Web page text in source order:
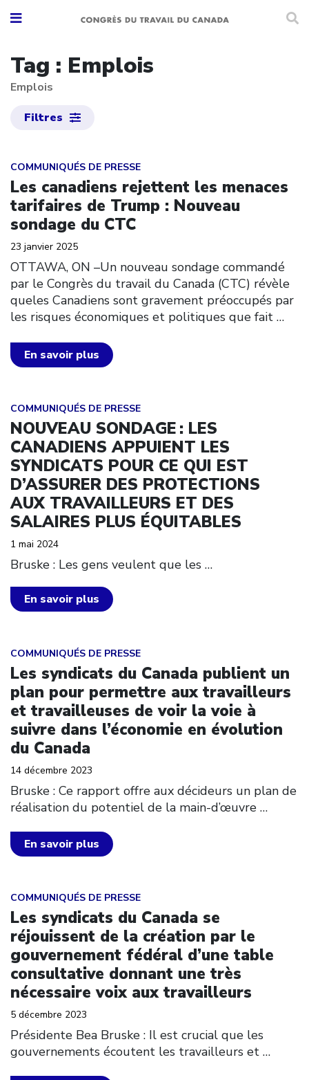
Tag : Emplois
Emplois
Filtres
COMMUNIQUÉS DE PRESSE
Les canadiens rejettent les menaces
tarifaires de Trump : Nouveau
sondage du CTC
23 janvier 2025
OTTAWA, ON –Un nouveau sondage commandé
par le Congrès du travail du Canada (CTC) révèle
queles Canadiens sont gravement préoccupés par
les risques économiques et politiques que fait …
En savoir plus
Click to open the link
COMMUNIQUÉS DE PRESSE
NOUVEAU SONDAGE : LES
CANADIENS APPUIENT LES
SYNDICATS POUR CE QUI EST
D’ASSURER DES PROTECTIONS
AUX TRAVAILLEURS ET DES
SALAIRES PLUS ÉQUITABLES
1 mai 2024
Bruske : Les gens veulent que les …
En savoir plus
Click to open the link
COMMUNIQUÉS DE PRESSE
Les syndicats du Canada publient un
plan pour permettre aux travailleurs
et travailleuses de voir la voie à
suivre dans l’économie en évolution
du Canada
14 décembre 2023
Bruske : Ce rapport offre aux décideurs un plan de
réalisation du potentiel de la main-d’œuvre …
En savoir plus
Click to open the link
COMMUNIQUÉS DE PRESSE
Les syndicats du Canada se
réjouissent de la création par le
gouvernement fédéral d’une table
consultative donnant une très
nécessaire voix aux travailleurs
5 décembre 2023
Présidente Bea Bruske : Il est crucial que les
gouvernements écoutent les travailleurs et …
Click to open the link